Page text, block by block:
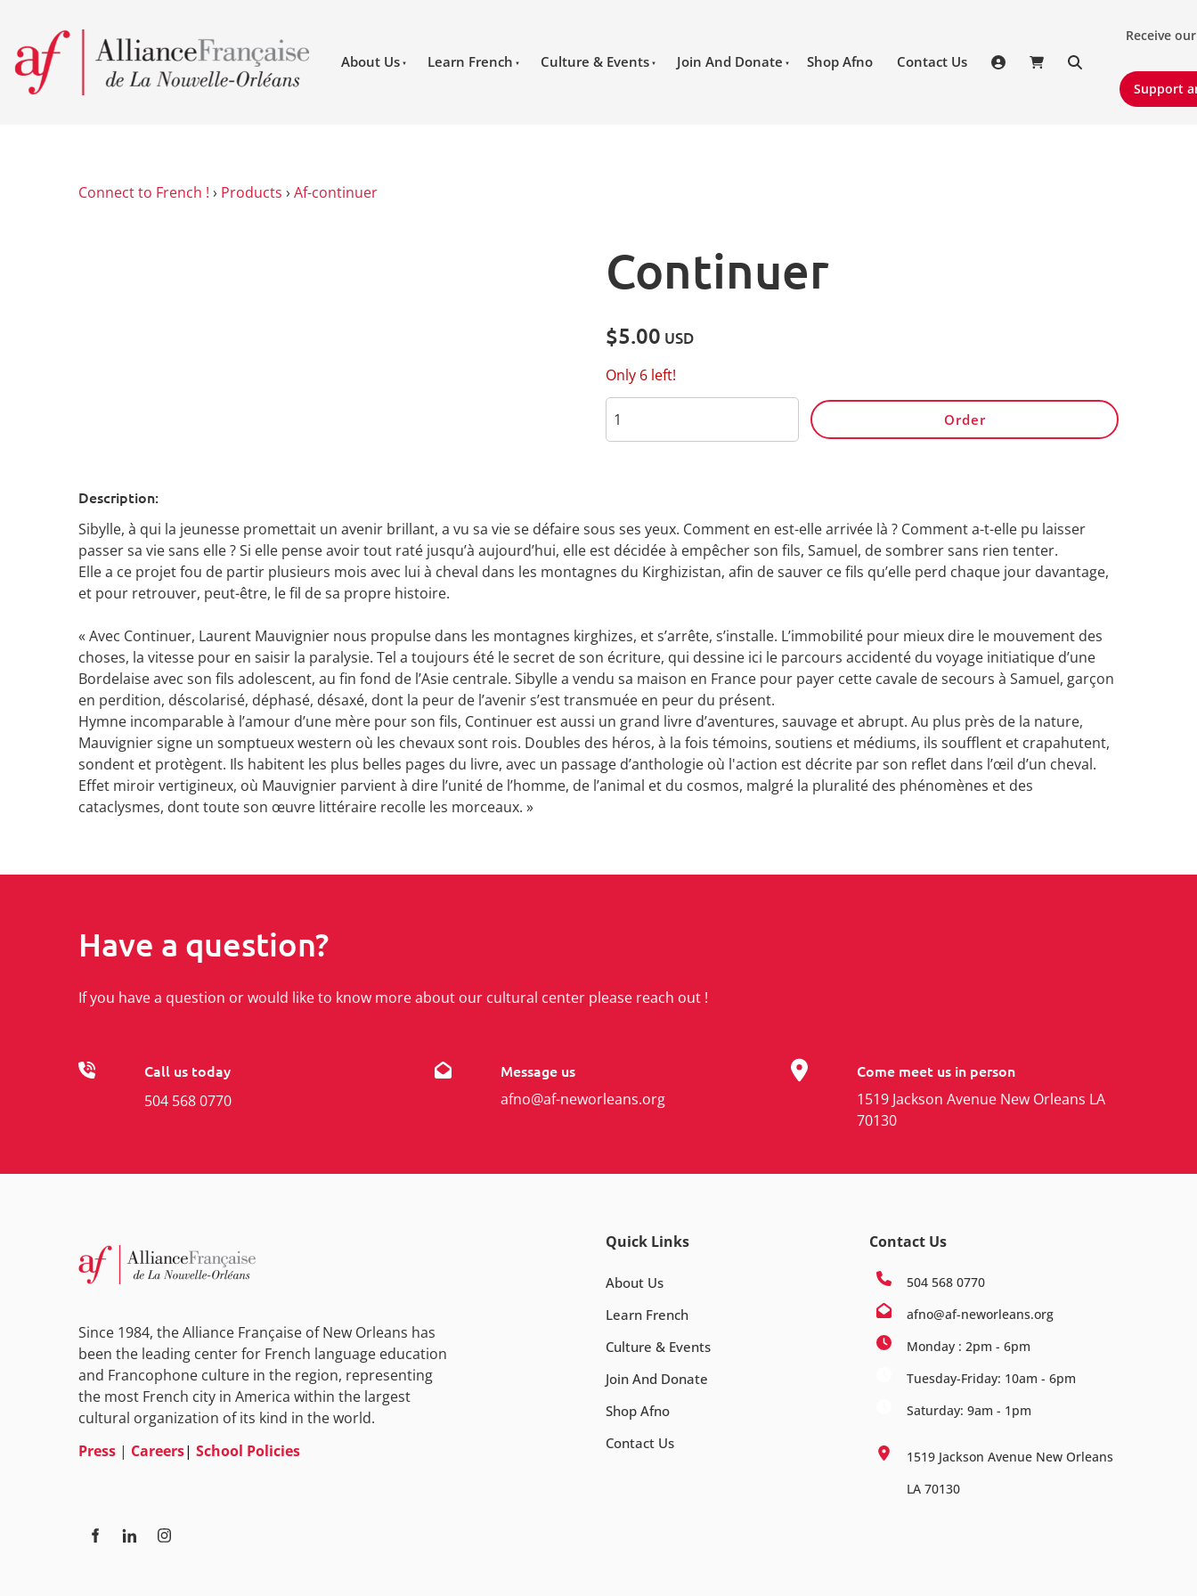
About Us Learn French Culture & Events Join And Donate Shop Afno Contact Us
Receive
Receive
Support
Support
Connect to French ! › Products › Af-continuer
Continuer
$5.00 USD
Only 6 left!
Order
Description:
Sibylle, à qui la jeunesse promettait un avenir brillant, a vu sa vie se défaire sous ses yeux. Comment en est-elle arrivée là ? Comment a-t-elle pu laisser
passer sa vie sans elle ? Si elle pense avoir tout raté jusqu’à aujourd’hui, elle est décidée à empêcher son fils, Samuel, de sombrer sans rien tenter.
Elle a ce projet fou de partir plusieurs mois avec lui à cheval dans les montagnes du Kirghizistan, afin de sauver ce fils qu’elle perd chaque jour davantage,
et pour retrouver, peut-être, le fil de sa propre histoire.
« Avec Continuer, Laurent Mauvignier nous propulse dans les montagnes kirghizes, et s’arrête, s’installe. L’immobilité pour mieux dire le mouvement des
choses, la vitesse pour en saisir la paralysie. Tel a toujours été le secret de son écriture, qui dessine ici le parcours accidenté du voyage initiatique d’une
Bordelaise avec son fils adolescent, au fin fond de l’Asie centrale. Sibylle a vendu sa maison en France pour payer cette cavale de secours à Samuel, garçon
en perdition, déscolarisé, déphasé, désaxé, dont la peur de l’avenir s’est transmuée en peur du présent.
Hymne incomparable à l’amour d’une mère pour son fils, Continuer est aussi un grand livre d’aventures, sauvage et abrupt. Au plus près de la nature,
Mauvignier signe un somptueux western où les chevaux sont rois. Doubles des héros, à la fois témoins, soutiens et médiums, ils soufflent et crapahutent,
sondent et protègent. Ils habitent les plus belles pages du livre, avec un passage d’anthologie où l'action est décrite par son reflet dans l’œil d’un cheval.
Effet miroir vertigineux, où Mauvignier parvient à dire l’unité de l’homme, de l’animal et du cosmos, malgré la pluralité des phénomènes et des
cataclysmes, dont toute son œuvre littéraire recolle les morceaux. »
Have a question?
If you have a question or would like to know more about our cultural center please reach out !
Call us today
504 568 0770
Message us
afno@af-neworleans.org
Come meet us in person
1519 Jackson Avenue New Orleans LA
70130
Since 1984, the Alliance Française of New Orleans has
been the leading center for French language education
and Francophone culture in the region, representing
the most French city in America within the largest
cultural organization of its kind in the world.
Press | Careers| School Policies
Quick Links
About Us
Learn French
Culture & Events
Join And Donate
Shop Afno
Contact Us
Contact Us
504 568 0770
afno@af-neworleans.org
Monday : 2pm - 6pm
Tuesday-Friday: 10am - 6pm
Saturday: 9am - 1pm
1519 Jackson Avenue New Orleans
LA 70130